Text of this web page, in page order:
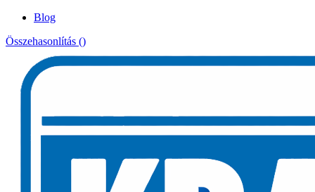
Blog
Összehasonlítás ()